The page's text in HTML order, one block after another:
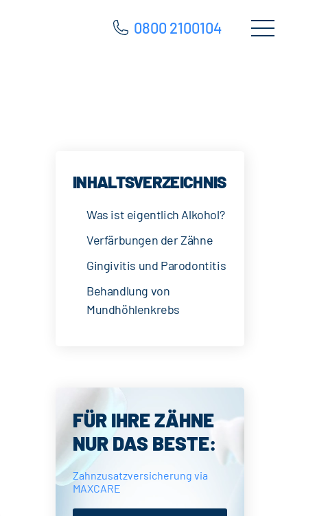
0800 2100104
INHALTSVERZEICHNIS
Was ist eigentlich Alkohol?
Verfärbungen der Zähne
Gingivitis und Parodontitis
Behandlung von
Mundhöhlenkrebs
Seitenspalte
FÜR IHRE ZÄHNE
NUR DAS BESTE:
Zahnzusatzversicherung via
MAXCARE